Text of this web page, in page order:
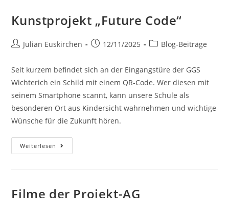
Kunstprojekt „Future Code“
Julian Euskirchen 12/11/2025 Blog-Beiträge
Seit kurzem befindet sich an der Eingangstüre der GGS
Wichterich ein Schild mit einem QR-Code. Wer diesen mit
seinem Smartphone scannt, kann unsere Schule als
besonderen Ort aus Kindersicht wahrnehmen und wichtige
Wünsche für die Zukunft hören.
Weiterlesen
Filme der Projekt-AG